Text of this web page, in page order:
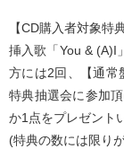
【CD購入者対象特
挿入歌「You & (A)I
方には2回、【通常
特典抽選会に参加
か1点をプレゼント
(特典の数には限り